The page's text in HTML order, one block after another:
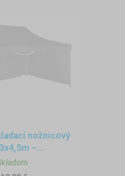
nožnicový
–...